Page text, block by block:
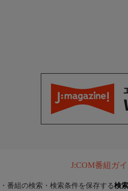
J:COM番組ガ
番組の検索・検索条件を保存する検